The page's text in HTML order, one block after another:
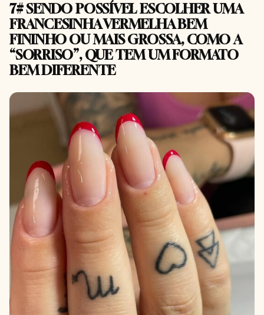
7# SENDO POSSÍVEL ESCOLHER UMA
FRANCESINHA VERMELHA BEM
FININHO OU MAIS GROSSA, COMO A
“SORRISO”, QUE TEM UM FORMATO
BEM DIFERENTE